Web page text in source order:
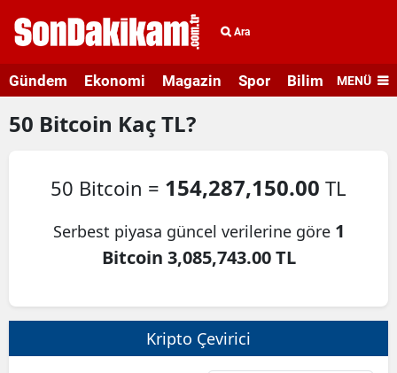
Ara
Gündem Ekonomi Magazin Spor Bilim veMENÜ
50 Bitcoin Kaç TL?
50 Bitcoin = 154,287,150.00 TL
Serbest piyasa güncel verilerine göre 1
Bitcoin 3,085,743.00 TL
Kripto Çevirici